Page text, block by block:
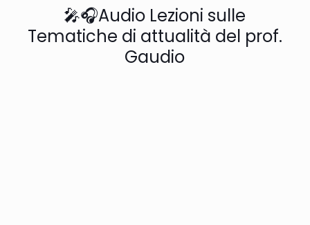
🎤🎧Audio Lezioni sulle
Tematiche di attualità del prof.
Gaudio